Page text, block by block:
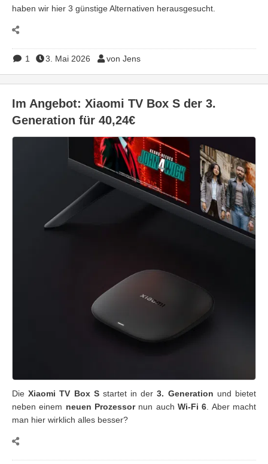
haben wir hier 3 günstige Alternativen herausgesucht.
1 3. Mai 2026 von Jens
Im Angebot: Xiaomi TV Box S der 3.
Generation für 40,24€
DieXiaomi TV Box Sstartet in der 3. Generation und bietet
neben einem neuen Prozessornun auchWi-Fi 6 . Aber macht
man hier wirklich alles besser?